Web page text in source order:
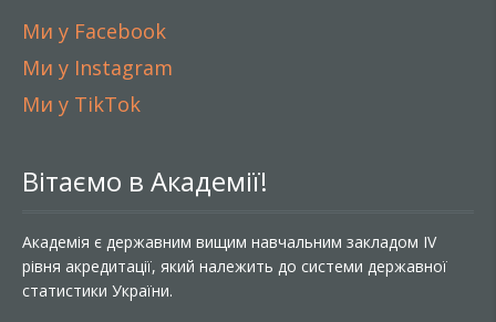
Ми у Facebook
Ми у Instagram
Ми у TikTok
Вітаємо в Академії!
Академія є державним вищим навчальним закладом IV
рівня акредитації, який належить до системи державної
статистики України.